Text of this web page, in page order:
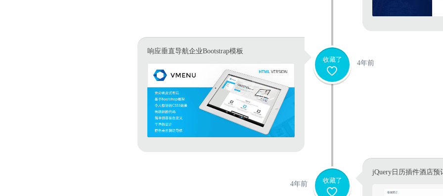
4年前
收藏了
响应垂直导航企业Bootstrap模板
4年前 收藏了
jQuery日历插件酒店预